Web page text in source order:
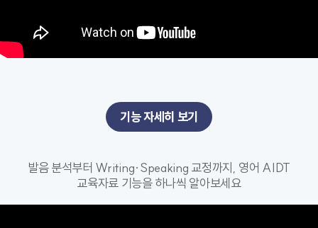
기능 자세히 보기
발음 분석부터 Writing·Speaking 교정까지, 영어 AIDT
교육자료 기능을 하나씩 알아보세요